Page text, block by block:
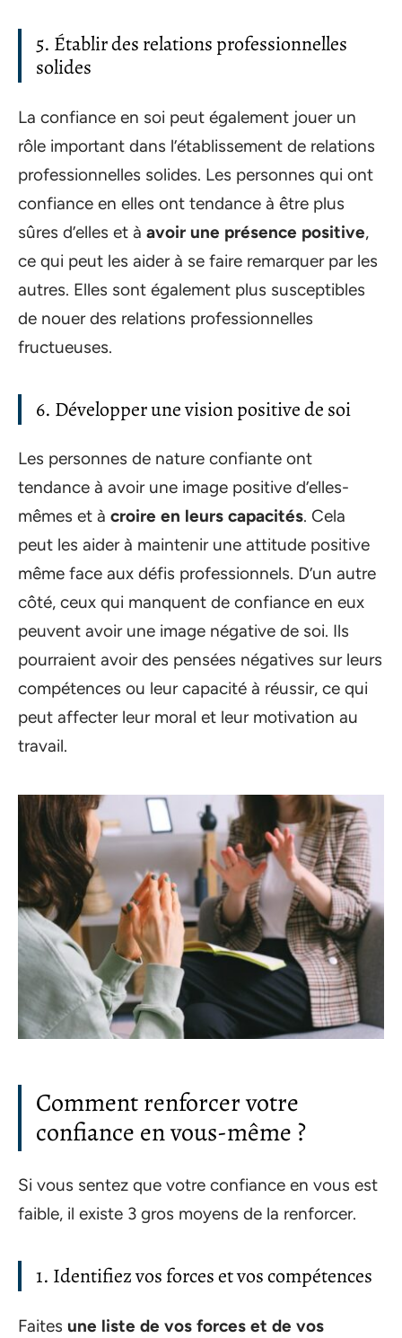
5. Établir des relations professionnelles
solides
La confiance en soi peut également jouer un
rôle important dans l’établissement de relations
professionnelles solides. Les personnes qui ont
confiance en elles ont tendance à être plus
sûres d’elles et à avoir une présence positive,
ce qui peut les aider à se faire remarquer par les
autres. Elles sont également plus susceptibles
de nouer des relations professionnelles
fructueuses.
6. Développer une vision positive de soi
Les personnes de nature confiante ont
tendance à avoir une image positive d’elles-
mêmes et à croire en leurs capacités. Cela
peut les aider à maintenir une attitude positive
même face aux défis professionnels. D’un autre
côté, ceux qui manquent de confiance en eux
peuvent avoir une image négative de soi. Ils
pourraient avoir des pensées négatives sur leurs
compétences ou leur capacité à réussir, ce qui
peut affecter leur moral et leur motivation au
travail.
Comment renforcer votre
confiance en vous-même ?
Si vous sentez que votre confiance en vous est
faible, il existe 3 gros moyens de la renforcer.
1. Identifiez vos forces et vos compétences
Faites une liste de vos forces et de vos